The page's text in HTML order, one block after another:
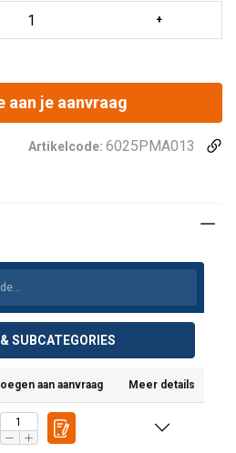
aan je aanvraag
Artikelcode: 6025PMA013
SUBCATEGORIES
aan aanvraag Meer details